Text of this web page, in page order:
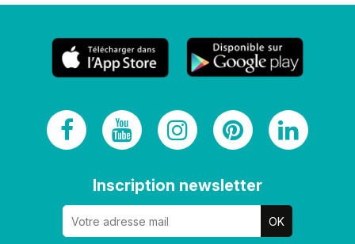
Inscription newsletter